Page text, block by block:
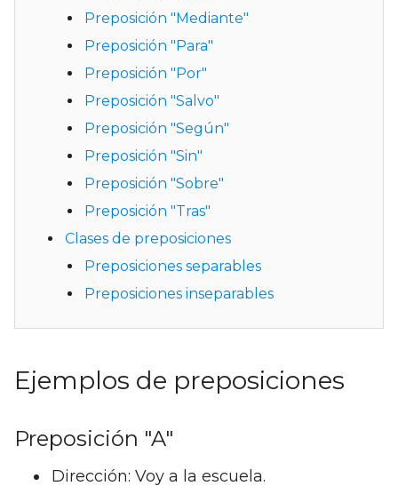
Preposición "Mediante"
Preposición "Para"
Preposición "Por"
Preposición "Salvo"
Preposición "Según"
Preposición "Sin"
Preposición "Sobre"
Preposición "Tras"
Clases de preposiciones
Preposiciones separables
Preposiciones inseparables
Ejemplos de preposiciones
Preposición "A"
Dirección: Voy a la escuela.